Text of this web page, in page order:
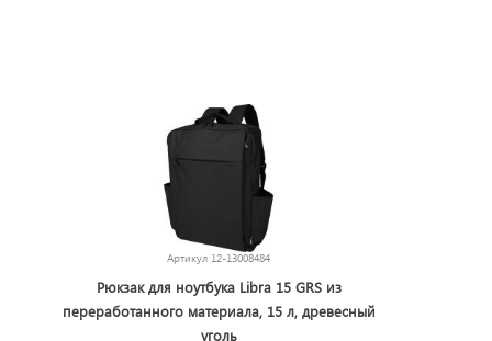
Артикул 12-13008484
Рюкзак для ноутбука Libra 15 GRS из
переработанного материала, 15 л, древесный
уголь